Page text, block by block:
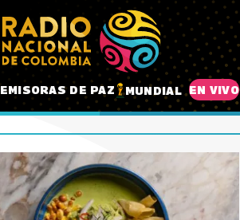
EMISORAS DE PAZ MUNDIAL EN VIVO